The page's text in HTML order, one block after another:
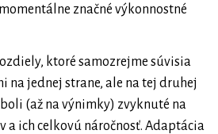
značné výkonnostné
ktoré samozrejme súvisia
na jednej strane, ale na tej druhej
(až na výnimky) zvyknuté na
a ich celkovú náročnosť. Adaptácia